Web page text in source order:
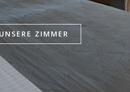
ZIMMER